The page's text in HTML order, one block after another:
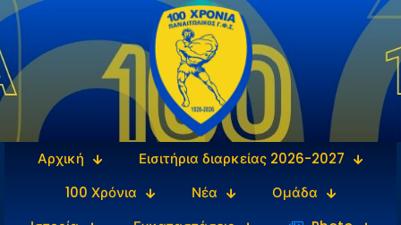
Αρχική
Εισιτήρια διαρκείας 2026-2027
100 Χρόνια
Νέα
Ομάδα